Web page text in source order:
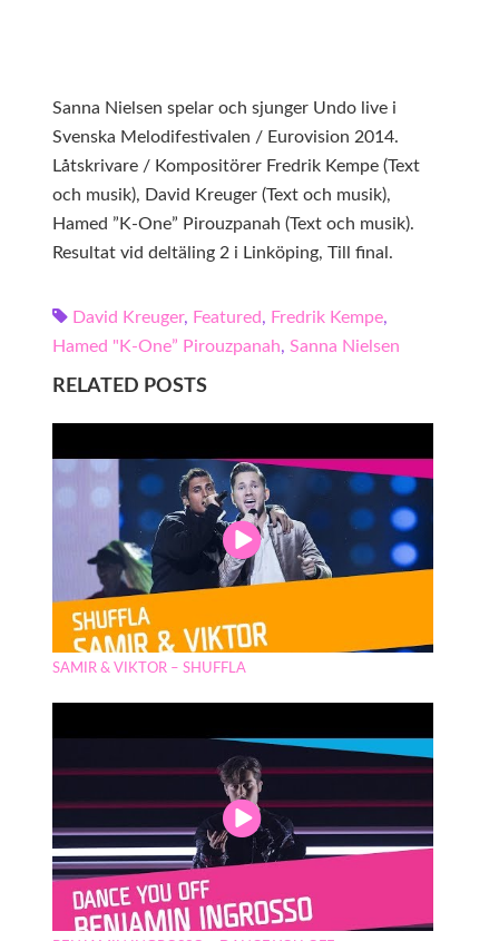
Sanna Nielsen spelar och sjunger Undo live i
Svenska Melodifestivalen / Eurovision 2014.
Låtskrivare / Kompositörer Fredrik Kempe (Text
och musik), David Kreuger (Text och musik),
Hamed ”K-One” Pirouzpanah (Text och musik).
Resultat vid deltäling 2 i Linköping, Till final.
David Kreuger, Featured, Fredrik Kempe,
Hamed "K-One” Pirouzpanah, Sanna Nielsen
RELATED POSTS
SAMIR & VIKTOR – SHUFFLA